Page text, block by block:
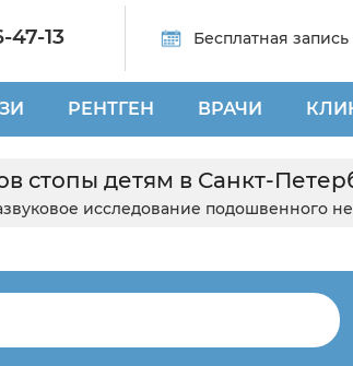
47-13 Бесплатная запись
РЕНТГЕН ВРАЧИ
стопы детям в Санкт-
исследование подошвенного